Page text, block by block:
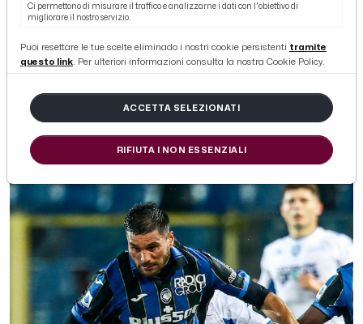
Atalanta-Empoli 0-1, highlights
di Redazione Picenotime
Ci permettono di misurare il traffico e analizzarne i dati con l'obiettivo di
migliorare il nostro servizio.
Puoi resettare le tue scelte eliminado i nostri cookie persistenti tramite
questo link. Per ulteriori informazioni consulta la nostra Cookie Policy.
ACCETTA SELEZIONATI
RIFIUTA I NON ESSENZIALI